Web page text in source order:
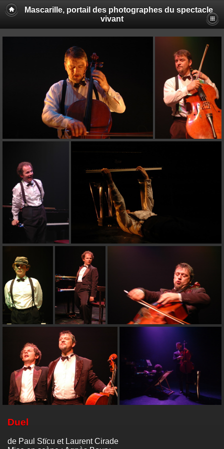
Mascarille, portail des photographes du spectacle
vivant
Duel
de Paul Stïcu et Laurent Cirade